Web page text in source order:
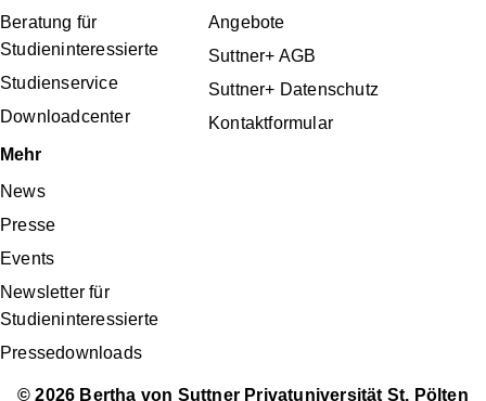
Beratung für
Studieninteressierte
Studienservice
Downloadcenter
Angebote
Suttner+ AGB
Suttner+ Datenschutz
Kontaktformular
Mehr
News
Presse
Events
Newsletter für
Studieninteressierte
Pressedownloads
© 2026 Bertha von Suttner Privatuniversität St. Pölten